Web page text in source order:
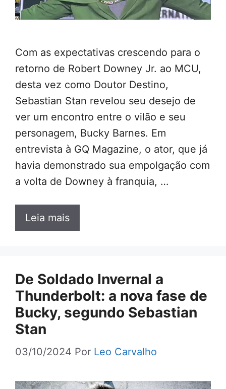
Com as expectativas crescendo para o
retorno de Robert Downey Jr. ao MCU,
desta vez como Doutor Destino,
Sebastian Stan revelou seu desejo de
ver um encontro entre o vilão e seu
personagem, Bucky Barnes. Em
entrevista à GQ Magazine, o ator, que já
havia demonstrado sua empolgação com
a volta de Downey à franquia, …
Leia mais
De Soldado Invernal a
Thunderbolt: a nova fase de
Bucky, segundo Sebastian
Stan
03/10/2024 Por Leo Carvalho